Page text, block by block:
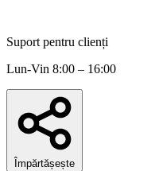
Suport pentru clienți
Lun-Vin 8:00 – 16:00
Împărtășește